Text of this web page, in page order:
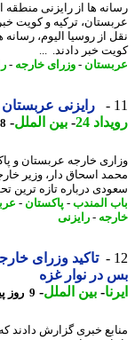
ها از رایزنی منطقه ای
ترکیه و کویت خبر
از روسیا الیوم، رسانه ها
خبر دادند. ...
-وزرای خارجه-
رایزنی عربستان و
24
-بین الملل-8 روز پیش - پنجشنبه 8 مرداد 1405، 20:12
اسحاق دار، وزیر خارجه
درباره تازه ترین
المندب-پاکستان-
-رایزنی
تاکید وزرای خارجه
در نوار غزه
-بین الملل-9 روز پیش - پنجشنبه 8 مرداد 1405، 02:30
خبری گزارش دادند که